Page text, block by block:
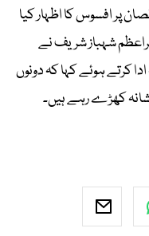
پر افسوس کا اظہار کیا
شہباز شریف نے
کرتے ہوئے کہا کہ دونوں
کھڑے رہے ہیں۔